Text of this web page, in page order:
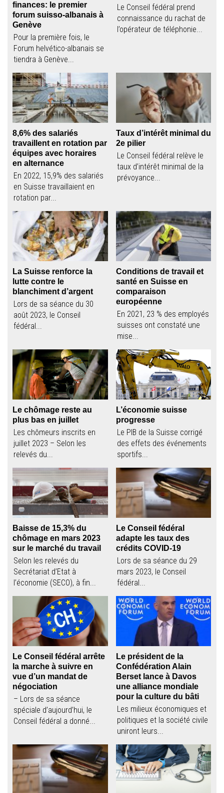
finances: le premier
forum suisso-albanais à
Genève
Pour la première fois, le
Forum helvético-albanais se
tiendra à Genève...
Le Conseil fédéral prend
connaissance du rachat de
l’opérateur de téléphonie...
8,6% des salariés
travaillent en rotation par
équipes avec horaires
en alternance
En 2022, 15,9% des salariés
en Suisse travaillaient en
rotation par...
Taux d’intérêt minimal du
2e pilier
Le Conseil fédéral relève le
taux d’intérêt minimal de la
prévoyance...
La Suisse renforce la
lutte contre le
blanchiment d’argent
Lors de sa séance du 30
août 2023, le Conseil
fédéral...
Conditions de travail et
santé en Suisse en
comparaison
européenne
En 2021, 23 % des employés
suisses ont constaté une
mise...
Le chômage reste au
plus bas en juillet
Les chômeurs inscrits en
juillet 2023 – Selon les
relevés du...
L’économie suisse
progresse
Le PIB de la Suisse corrigé
des effets des événements
sportifs...
Baisse de 15,3% du
chômage en mars 2023
sur le marché du travail
Selon les relevés du
Secrétariat d’Etat à
l’économie (SECO), à fin...
Le Conseil fédéral
adapte les taux des
crédits COVID-19
Lors de sa séance du 29
mars 2023, le Conseil
fédéral...
Le Conseil fédéral arrête
la marche à suivre en
vue d’un mandat de
négociation
– Lors de sa séance
spéciale d’aujourd’hui, le
Conseil fédéral a donné...
Le président de la
Confédération Alain
Berset lance à Davos
une alliance mondiale
pour la culture du bâti
Les milieux économiques et
politiques et la société civile
uniront leurs...